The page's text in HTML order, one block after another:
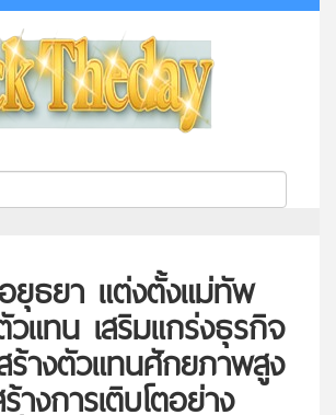
ธยา แต่งตั้งแม่ทัพ
แทน เสริมแกร่งธุรกิจ
ร้างตัวแทนศักยภาพสูง
างการเติบโตอย่าง